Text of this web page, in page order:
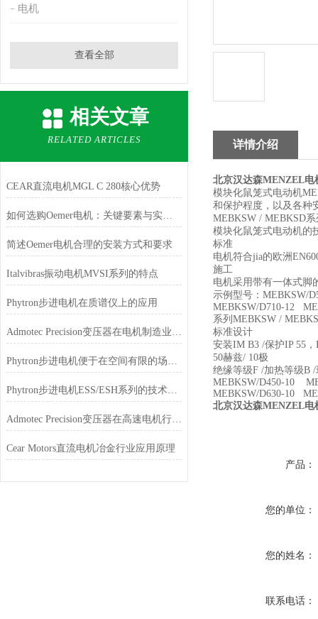
电机
查看全部
相关文章
RELATED ARTICLES
CEAR直流电机MGL C 280核心优势
如何选购Oemer电机：关键要素与实用建议
简述Oemer电机合理的安装方式和要求
Italvibras振动电机MVSI系列的特点
Phytron步进电机在质谱仪上的应用
Admotec Precision变压器在电机制造业的应用
Phytron步进电机便于在空间有限的场合安装和使用
Phytron步进电机ESS/ESH系列的技术特点
Admotec Precision变压器在高速电机行业的应用特点
Cear Motors直流电机冶金行业应用原理
详情介绍
北京汉达森MENZEL电
模块化鼠笼式电动机
和保护程度，以及各种
MEBKSW / MEBKSD
模块化鼠笼式电动机的
标准
电机符合jia的欧洲
施工
电机采用带有一体式脚
示例型号：MEBKSW/
MEBKSW/D710-12
系列MEBKSW /
标准设计
安装IM B3 /保护IP 55
50赫兹/ 10极
绝缘等级F /加热等级B /
MEBKSW/D450-10
MEBKSW/D630-10
北京汉达森MENZEL电
产品：
您的单位：
您的姓名：
联系电话：